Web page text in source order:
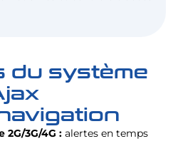
du système
3G/4G :alertes en temps